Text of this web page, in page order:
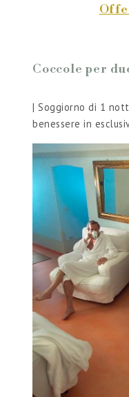
Coccole per
| Soggiorno di 1
benessere in